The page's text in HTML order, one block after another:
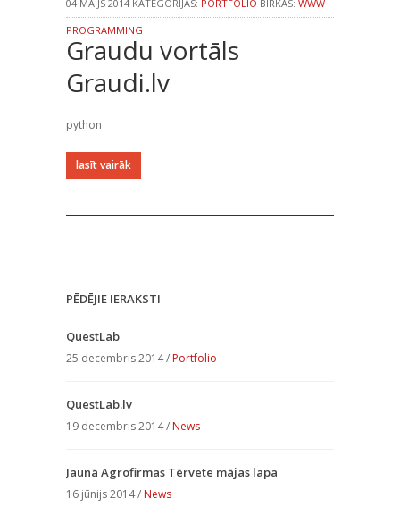
04 MAIJS 2014 KATEGORIJAS: PORTFOLIO BIRKAS: WWW
PROGRAMMING
Graudu vortāls
Graudi.lv
python
lasīt vairāk
PĒDĒJIE IERAKSTI
QuestLab
25 decembris 2014 / Portfolio
QuestLab.lv
19 decembris 2014 / News
Jaunā Agrofirmas Tērvete mājas lapa
16 jūnijs 2014 / News